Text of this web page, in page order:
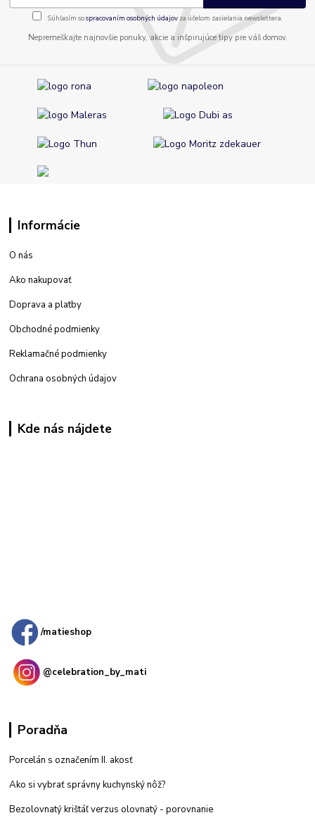
Súhlasím sospracovaním osobných údajov za účelom zasielania newslettera.
Nepremeškajte najnovšie ponuky, akcie a inšpirujúce tipy pre váš domov.
Informácie
O nás
Ako nakupovať
Doprava a platby
Obchodné podmienky
Reklamačné podmienky
Ochrana osobných údajov
Kde nás nájdete
/matieshop
@celebration_by_mati
Poradňa
Porcelán s označením II. akosť
Ako si vybrať správny kuchynský nôž?
Bezolovnatý krištáľ verzus olovnatý - porovnanie